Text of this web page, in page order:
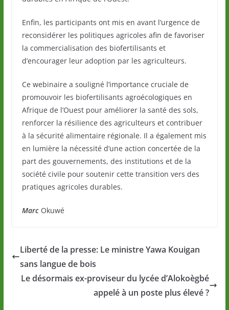
Enfin, les participants ont mis en avant l’urgence de
reconsidérer les politiques agricoles afin de favoriser
la commercialisation des biofertilisants et
d’encourager leur adoption par les agriculteurs.
Ce webinaire a souligné l’importance cruciale de
promouvoir les biofertilisants agroécologiques en
Afrique de l’Ouest pour améliorer la santé des sols,
renforcer la résilience des agriculteurs et contribuer
à la sécurité alimentaire régionale. Il a également mis
en lumière la nécessité d’une action concertée de la
part des gouvernements, des institutions et de la
société civile pour soutenir cette transition vers des
pratiques agricoles durables.
MarcOkuwé
Liberté de la presse: Le ministre Yawa Kouigan
sans langue de bois
Le désormais ex-proviseur du lycée d’Alokoègbé
appelé à un poste plus élevé ?